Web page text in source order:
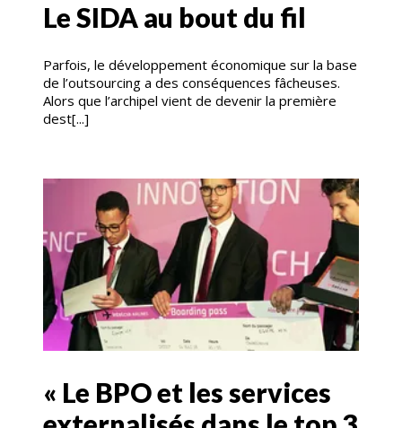
Le SIDA au bout du fil
Parfois, le développement économique sur la base
de l’outsourcing a des conséquences fâcheuses.
Alors que l’archipel vient de devenir la première
dest[...]
« Le BPO et les services